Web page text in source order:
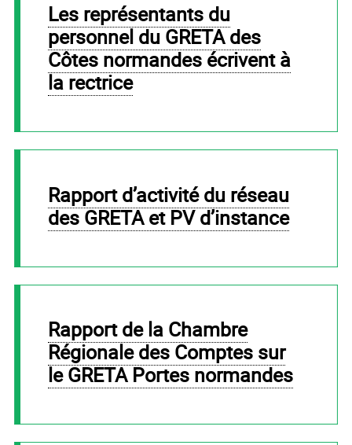
Les représentants du
personnel du GRETA des
Côtes normandes écrivent à
la rectrice
Rapport d’activité du réseau
des GRETA et PV d’instance
Rapport de la Chambre
Régionale des Comptes sur
le GRETA Portes normandes